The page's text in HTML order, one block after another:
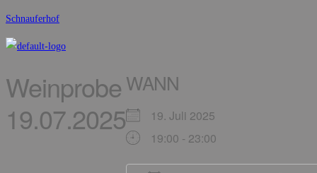
Zum
Inhalt
springen
Schnauferhof
Weinprobe
19.07.2025
WANN
19. Juli 2025
19:00 - 23:00